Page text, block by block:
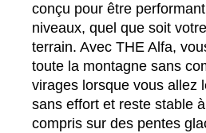
conçu pour être
niveaux, quel que soit
terrain. Avec THE Alfa,
toute la montagne sans
virages lorsque vous allez
sans effort et reste stable
compris sur des pentes